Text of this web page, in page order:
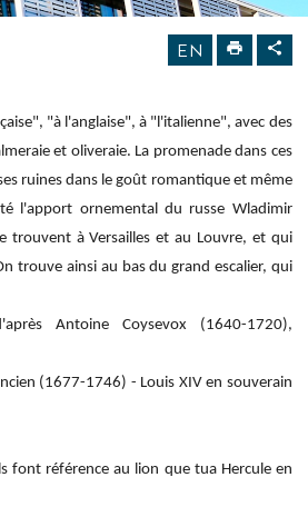
EN
"à l'anglaise", à "l'italienne", avec des
et oliveraie. La promenade dans ces
ruines dans le goût romantique et même
l'apport ornemental du russe Wladimir
trouvent à Versailles et au Louvre, et qui
trouve ainsi au bas du grand escalier, qui
Antoine Coysevox (1640-1720),
(1677-1746) - Louis XIV en souverain
font référence au lion que tua Hercule en